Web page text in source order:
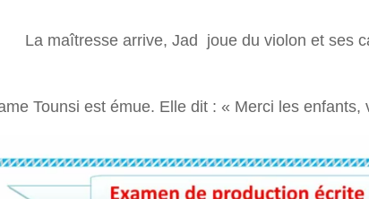
La maîtresse arrive, Jad joue du violon et ses
Tounsi est émue. Elle dit : « Merci les enfants,